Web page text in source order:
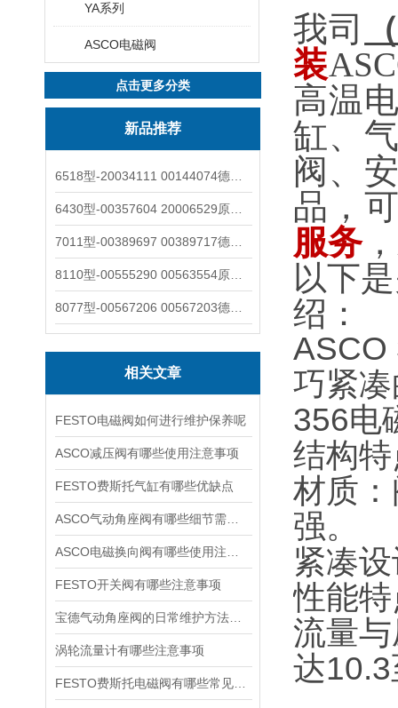
YA系列
ASCO电磁阀
点击更多分类
新品推荐
相关文章
FESTO电磁阀如何进行维护保养呢
ASCO减压阀有哪些使用注意事项
FESTO费斯托气缸有哪些优缺点
FESTO开关阀有哪些注意事项
涡轮流量计有哪些注意事项
我司
装
高温
缸、
阀、
品，
服务
以下
绍：
ASCO
巧紧
356电
结构
材质
强。
紧凑
性能
流量
达